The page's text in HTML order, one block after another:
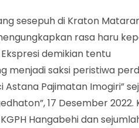
sesepuh di Kraton
rasa haru
demikian tentu
menjadi saksi peristiwa
Pajimatan Imogiri”
17 Desember 2022.
Hangabehi dan